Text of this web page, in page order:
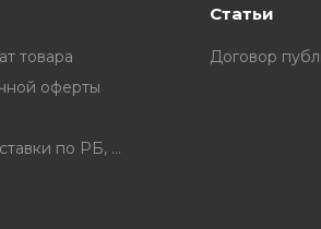
товара
оферты
Расписание доставки по РБ, доплата за некоторые нас. пункты.
Статьи
Договор